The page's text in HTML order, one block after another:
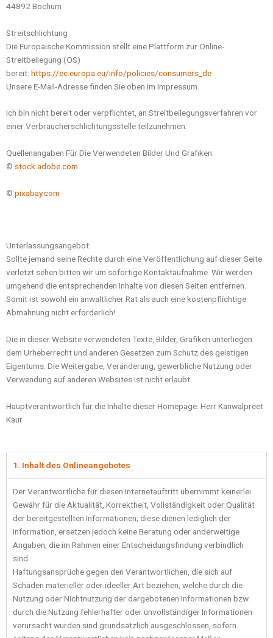
44892 Bochum
Streitschlichtung
Die Europäische Kommission stellt eine Plattform zur Online-
Streitbeilegung (OS)
bereit: https://ec.europa.eu/info/policies/consumers_de
Unsere E-Mail-Adresse finden Sie oben im Impressum.
Ich bin nicht bereit oder verpflichtet, an Streitbeilegungsverfahren vor
einer Verbraucherschlichtungsstelle teilzunehmen.
Quellenangaben Für Die Verwendeten Bilder Und Grafiken:
© stock.adobe.com
© pixabay.com
Unterlassungsangebot:
Sollte jemand seine Rechte durch eine Veröffentlichung auf dieser Seite
verletzt sehen bitten wir um sofortige Kontaktaufnahme. Wir werden
umgehend die entsprechenden Inhalte von diesen Seiten entfernen.
Somit ist sowohl ein anwaltlicher Rat als auch eine kostenpflichtige
Abmahnung nicht erforderlich!
Die in dieser Website verwendeten Texte, Bilder, Grafiken unterliegen
dem Urheberrecht und anderen Gesetzen zum Schutz des geistigen
Eigentums. Die Weitergabe, Veränderung, gewerbliche Nutzung oder
Verwendung auf anderen Websites ist nicht erlaubt.
Hauptverantwortlich für die Inhalte dieser Homepage: Herr Kanwalpreet
Kaur
1. Inhalt des Onlineangebotes
Der Verantwortliche für diesen Internetauftritt übernimmt keinerlei
Gewähr für die Aktualität, Korrektheit, Vollständigkeit oder Qualität
der bereitgestellten Informationen; diese dienen lediglich der
Information, ersetzen jedoch keine Beratung oder anderweitige
Angaben, die im Rahmen einer Entscheidungsfindung verbindlich
sind.
Haftungsansprüche gegen den Verantwortlichen, die sich auf
Schäden materieller oder ideeller Art beziehen, welche durch die
Nutzung oder Nichtnutzung der dargebotenen Informationen bzw.
durch die Nutzung fehlerhafter oder unvollständiger Informationen
verursacht wurden sind grundsätzlich ausgeschlossen, sofern